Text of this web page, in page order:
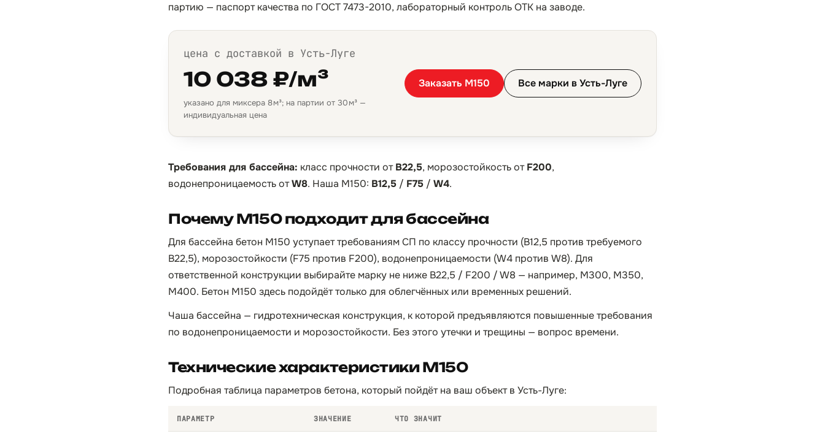
партию — паспорт качества по ГОСТ 7473-2010, лабораторный контроль ОТК на заводе.
цена с доставкой в Усть-Луге
10 038 ₽/м³
указано для миксера 8 м³; на партии от 30 м³ —
индивидуальная цена
Заказать М150 Все марки в Усть-Луге
Требования для бассейна: класс прочности отB22,5, морозостойкость отF200,
водонепроницаемость отW8. Наша М150: B12,5 / F75 / W4.
Почему М150 подходит для бассейна
Для бассейна бетон М150 уступает требованиям СП по классу прочности (B12,5 против требуемого
B22,5), морозостойкости (F75 против F200), водонепроницаемости (W4 против W8). Для
ответственной конструкции выбирайте марку не ниже B22,5 / F200 / W8 — например, М300, М350,
М400. Бетон М150 здесь подойдёт только для облегчённых или временных решений.
Чаша бассейна — гидротехническая конструкция, к которой предъявляются повышенные требования
по водонепроницаемости и морозостойкости. Без этого утечки и трещины — вопрос времени.
Технические характеристики М150
Подробная таблица параметров бетона, который пойдёт на ваш объект в Усть-Луге:
ПАРАМЕТР ЗНАЧЕНИЕ ЧТО ЗНАЧИТ